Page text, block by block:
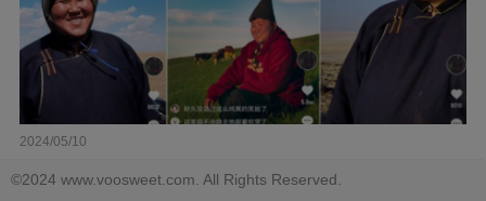
2024/05/10
©2024 www.voosweet.com. All Rights Reserved.